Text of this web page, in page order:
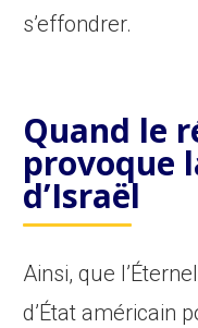
s’effondrer.
Quand le
provoque
d’Israël
Ainsi, que
d’État américain